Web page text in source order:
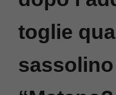
toglie